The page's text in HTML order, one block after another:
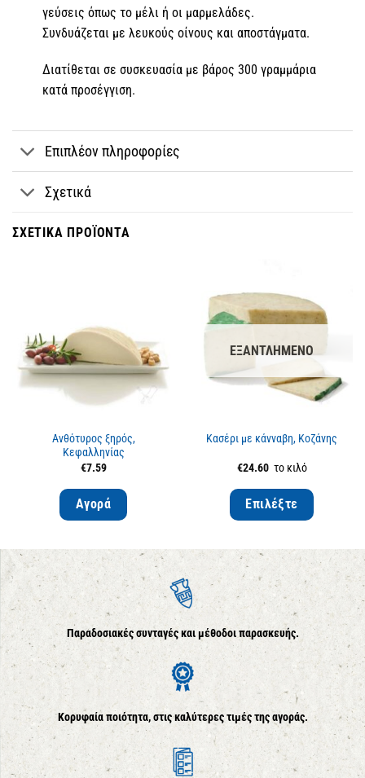
γεύσεις όπως το μέλι ή οι μαρμελάδες.
Συνδυάζεται με λευκούς οίνους και αποστάγματα.
Διατίθεται σε συσκευασία με βάρος 300 γραμμάρια
κατά προσέγγιση.
Επιπλέον πληροφορίες
Σχετικά
ΣΧΕΤΙΚΆ ΠΡΟΪΌΝΤΑ
Ανθότυρος ξηρός,
Κεφαλληνίας
€7.59
Αγορά
ΕΞΑΝΤΛΗΜΈΝΟ
Κασέρι με κάνναβη, Κοζάνης
€24.60το κιλό
Επιλέξτε
Παραδοσιακές συνταγές και μέθοδοι παρασκευής.
Κορυφαία ποιότητα, στις καλύτερες τιμές της αγοράς.